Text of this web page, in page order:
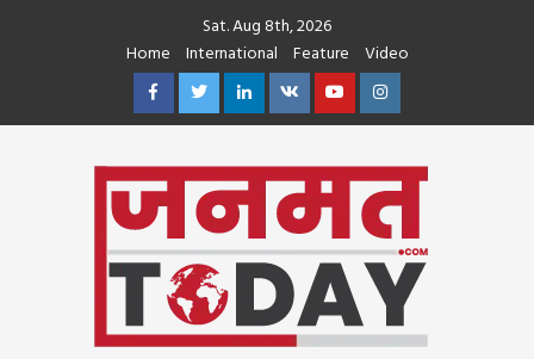
Sat. Aug 8th, 2026
Home
International Feature
Video
FacebookTwitterLinkedin
VK YoutubeInstagram